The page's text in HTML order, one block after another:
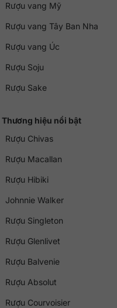
Rượu vang Mỹ
Rượu vang Tây Ban Nha
Rượu vang Úc
Rượu Soju
Rượu Sake
Thương hiệu nổi bật
Rượu Chivas
Rượu Macallan
Rượu Hibiki
Johnnie Walker
Rượu Singleton
Rượu Glenlivet
Rượu Balvenie
Rượu Absolut
Rượu Courvoisier